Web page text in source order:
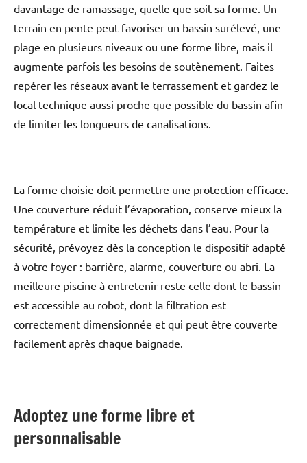
davantage de ramassage, quelle que soit sa forme. Un
terrain en pente peut favoriser un bassin surélevé, une
plage en plusieurs niveaux ou une forme libre, mais il
augmente parfois les besoins de soutènement. Faites
repérer les réseaux avant le terrassement et gardez le
local technique aussi proche que possible du bassin afin
de limiter les longueurs de canalisations.
La forme choisie doit permettre une protection efficace.
Une couverture réduit l’évaporation, conserve mieux la
température et limite les déchets dans l’eau. Pour la
sécurité, prévoyez dès la conception le dispositif adapté
à votre foyer : barrière, alarme, couverture ou abri. La
meilleure piscine à entretenir reste celle dont le bassin
est accessible au robot, dont la filtration est
correctement dimensionnée et qui peut être couverte
facilement après chaque baignade.
Adoptez une forme libre et
personnalisable